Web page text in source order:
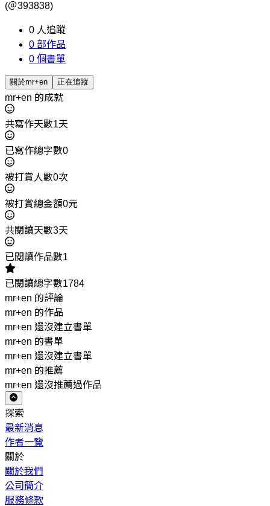
(＠393838)
0 人追蹤
0 部作品
0 個書單
關於mr+en 正在追蹤
mr+en 的成就
共寫作天數1天
已寫作總字數0
被打賞人數0次
被打賞總金額0元
共閱讀天數3天
已閱讀作品數1
已閱讀總字數1784
mr+en 的評論
mr+en 的作品
mr+en 還沒建立書單
mr+en 的書單
mr+en 還沒建立書單
mr+en 的推薦
mr+en 還沒推薦過作品
探索
最新消息
作者一覽
關於
關於我們
公司簡介
服務條款